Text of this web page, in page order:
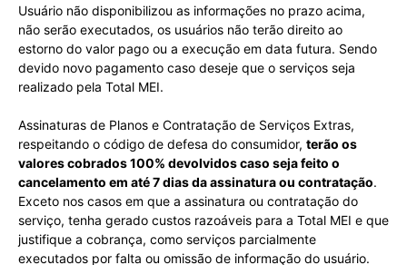
Usuário não disponibilizou as informações no prazo acima,
não serão executados, os usuários não terão direito ao
estorno do valor pago ou a execução em data futura. Sendo
devido novo pagamento caso deseje que o serviços seja
realizado pela Total MEI.
Assinaturas de Planos e Contratação de Serviços Extras,
respeitando o código de defesa do consumidor, terão os
valores cobrados 100% devolvidos caso seja feito o
cancelamento em até 7 dias da assinatura ou contratação.
Exceto nos casos em que a assinatura ou contratação do
serviço, tenha gerado custos razoáveis para a Total MEI e que
justifique a cobrança, como serviços parcialmente
executados por falta ou omissão de informação do usuário.